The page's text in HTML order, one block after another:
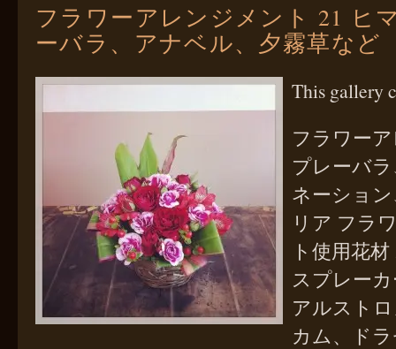
フラワーアレンジメント 21 ヒ
ーバラ、アナベル、夕霧草など
This gallery
フラワー
プレーバ
ネーショ
リア フラ
ト使用花
スプレー
アルスト
カム、ド